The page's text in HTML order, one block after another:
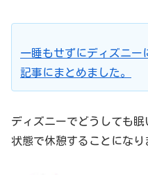
一睡もせずにディズニー
記事にまとめました。
ディズニーでどうしても
状態で休憩することになり